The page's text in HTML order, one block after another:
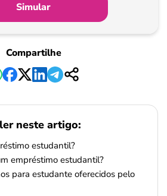
Simular
Compartilhe
neste artigo:
estudantil?
empréstimo estudantil?
para estudante oferecidos pelo